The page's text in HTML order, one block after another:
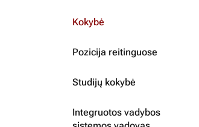
Kokybė
Pozicija reitinguose
Studijų kokybė
Integruotos vadybos